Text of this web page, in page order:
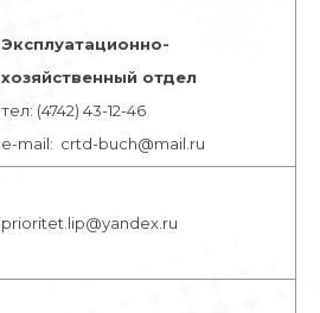
Эксплуатационно-
хозяйственный отдел
тел: (4742) 43-12-46
e-mail: crtd-buch@mail.ru
prioritet.lip@yandex.ru